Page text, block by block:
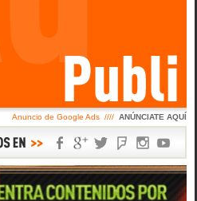
Anuncio de Google Ads //// ANÚNCIATE AQUÍ